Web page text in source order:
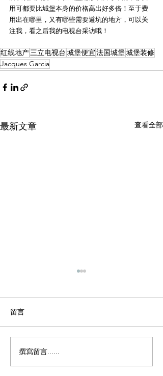
用可都要比城堡本身的价格高出好多倍！至于费
用出在哪里，又有哪些需要避坑的地方，可以关
注我，看之后我的电视台采访哦！
红线地产三立电视台城堡便宜法国城堡城堡装修
Jacques Garcia
最新文章 查看全部
LV帝国圈地、巨星入场，2
亿豪宅背后的权力更替！
留言
撰寫留言......